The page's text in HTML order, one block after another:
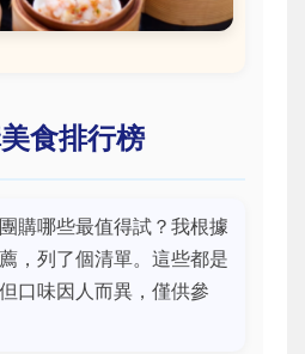
食排行榜
購哪些最值得試？我根據
，列了個清單。這些都是
口味因人而異，僅供參